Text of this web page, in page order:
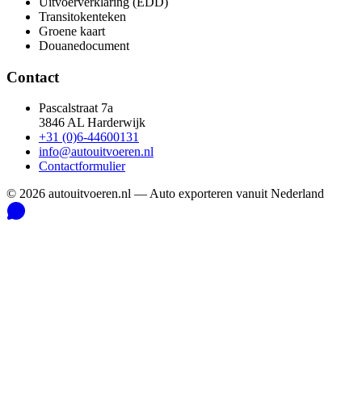
Transitokenteken
Groene kaart
Douanedocument
Contact
Pascalstraat 7a
3846 AL Harderwijk
+31 (0)6-44600131
info@autouitvoeren.nl
Contactformulier
© 2026 autouitvoeren.nl — Auto exporteren vanuit Nederland